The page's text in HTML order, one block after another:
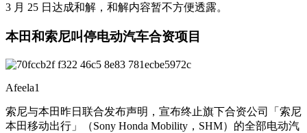
3 月 25 日达成和解，和解内容暂不方便透露。
本田和索尼叫停电动汽车合资项目
Afeela1
索尼与本田昨日联合发布声明，宣布终止旗下合资公司「索尼
本田移动出行」（Sony Honda Mobility，SHM）的全部电动汽